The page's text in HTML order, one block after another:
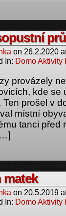
on 26.2.2020
In: Domo Aktivity
provázely
kde se
Ten prošel v
místní
tanci před
matek
on 20.5.2019
In: Domo Aktivity